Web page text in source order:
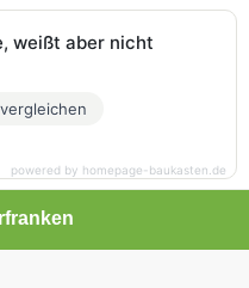
weißt aber nicht
powered by homepage-baukasten.de